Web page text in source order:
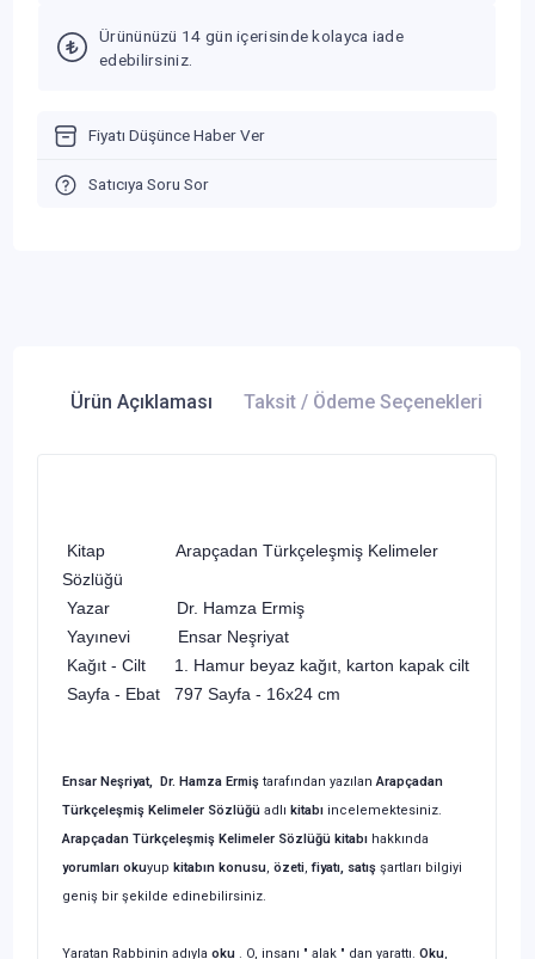
Ürününüzü 14 gün içerisinde kolayca iade
edebilirsiniz.
Fiyatı Düşünce Haber Ver
Satıcıya Soru Sor
Ürün Açıklaması Taksit / Ödeme Seçenekleri
Kitap
Arapçadan Türkçeleşmiş Kelimeler
Sözlüğü
Yazar
Dr. Hamza Ermiş
Yayınevi
Ensar Neşriyat
Kağıt - Cilt
1. Hamur beyaz kağıt, karton kapak cilt
Sayfa - Ebat
797 Sayfa - 16x24 cm
Ensar Neşriyat, Dr. Hamza Ermiş tarafından yazılanArapçadan
Türkçeleşmiş Kelimeler Sözlüğü adlı kitabı incelemektesiniz.
Arapçadan Türkçeleşmiş Kelimeler Sözlüğü kitabı hakkında
yorumları okuyup kitabın konusu, özeti,fiyatı, satış şartları bilgiyi
geniş bir şekilde edinebilirsiniz.
Yaratan Rabbinin adıyla oku . O, insanı " alak " dan yarattı. Oku,